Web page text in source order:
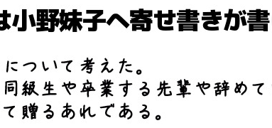
小野妹子へ寄せ書きが